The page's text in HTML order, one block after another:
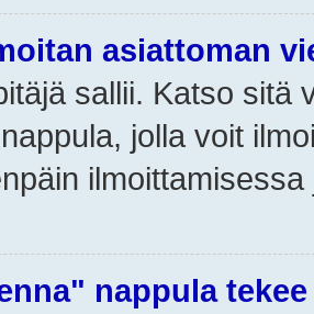
asiattoman
sallii. Katso sitä
jolla voit
nappula